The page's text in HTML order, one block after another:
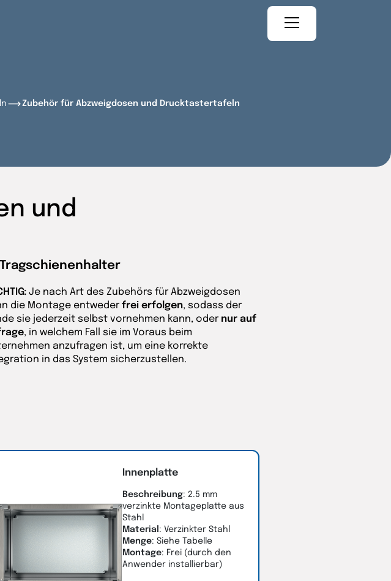
Zubehör für Abzweigdosen und Drucktastertafeln
und
Je nach Art des Zubehörs für Abzweigdosen
die Montage entweder frei erfolgen, sodass der
sie jederzeit selbst vornehmen kann, oder nur auf
, in welchem Fall sie im Voraus beim
anzufragen ist, um eine korrekte
in das System sicherzustellen.
Innenplatte
Beschreibung: 2.5 mm
verzinkte Montageplatte aus
Stahl
Material : Verzinkter Stahl
Menge: Siehe Tabelle
Montage: Frei (durch den
Anwender installierbar)